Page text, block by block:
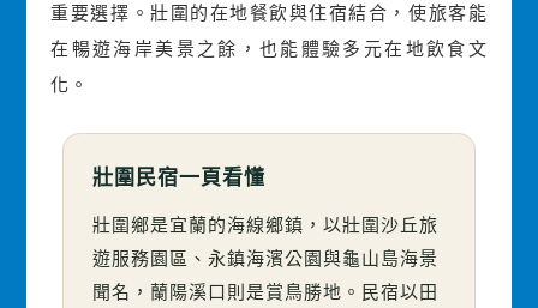
重要選擇。壯圍的在地餐飲與住宿結合，使旅客能
在暢遊海岸美景之餘，也能體驗多元在地飲食文
化。
壯圍民宿一頁看懂
壯圍鄉是宜蘭的海線鄉鎮，以壯圍沙丘旅
遊服務園區、永鎮海濱公園與龜山島海景
聞名，蘭陽溪口則是賞鳥勝地。民宿以田